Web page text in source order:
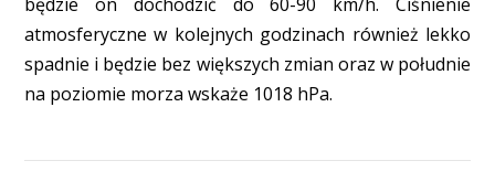
atmosferyczne w kolejnych godzinach również lekko
spadnie i będzie bez większych zmian oraz w południe
na poziomie morza wskaże 1018 hPa.